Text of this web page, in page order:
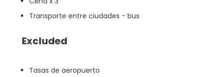
Transporte entre ciudades - bus
Excluded
Tasas de aeropuerto